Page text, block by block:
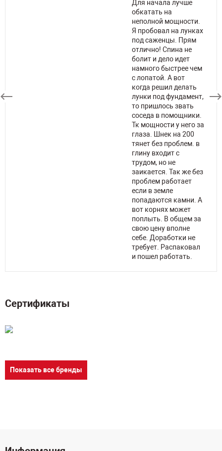
Для начала лучше
обкатать на
неполной мощности.
Я пробовал на лунках
под саженцы. Прям
отлично! Спина не
болит и дело идет
намного быстрее чем
с лопатой. А вот
когда решил делать
лунки под фундамент,
то пришлось звать
соседа в помощники.
Тк мощности у него за
глаза. Шнек на 200
тянет без проблем. в
глину входит с
трудом, но не
заикается. Так же без
проблем работает
если в земле
попадаются камни. А
вот корнях может
поплыть. В общем за
свою цену вполне
себе. Доработки не
требует. Распаковал
и пошел работать.
Сертификаты
Показать все бренды